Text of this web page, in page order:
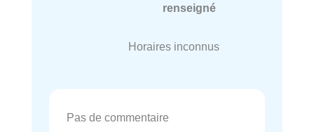
renseigné
Horaires inconnus
Pas de commentaire